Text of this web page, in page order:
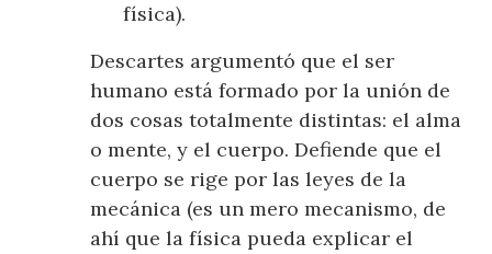
física).
Descartes argumentó que el ser
humano está formado por la unión de
dos cosas totalmente distintas: el alma
o mente, y el cuerpo. Defiende que el
cuerpo se rige por las leyes de la
mecánica (es un mero mecanismo, de
ahí que la física pueda explicar el